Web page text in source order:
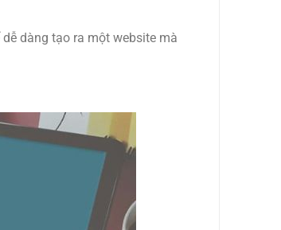
dàng tạo ra một website mà